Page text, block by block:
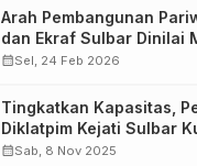
Arah Pembangunan
dan Ekraf Sulbar Dinilai
Terstruktur
calendar_monthSel, 24 Feb 2026
Tingkatkan Kapasitas,
Diklatpim Kejati Sulbar
Dinas Pariwisata Sulbar
calendar_monthSab, 8 Nov 2025